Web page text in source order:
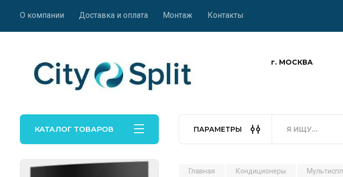
О компании Доставка и оплата Монтаж Контакты
г. МОСКВА
КАТАЛОГ ТОВАРОВ ПАРАМЕТРЫ
Главная Кондиционеры